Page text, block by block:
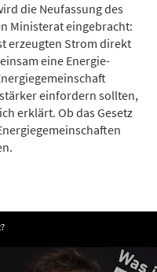
die Neufassung des
Ministerat eingebracht:
erzeugten Strom direkt
eine Energie-
einfordern sollten,
erklärt. Ob das Gesetz